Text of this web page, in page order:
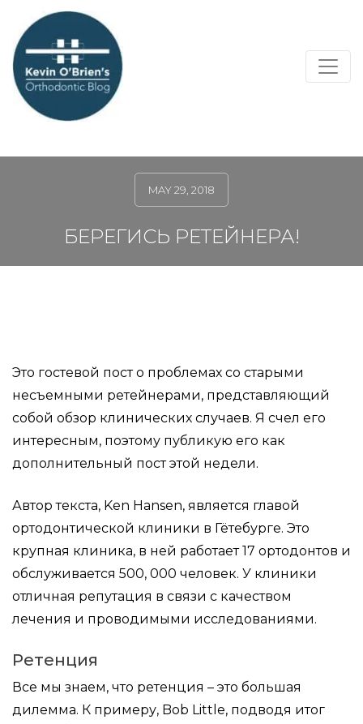
MAY 29, 2018
БЕРЕГИСЬ РЕТЕЙНЕРА!
Это гостевой пост о проблемах со старыми
несъемными ретейнерами, представляющий
собой обзор клинических случаев. Я счел его
интересным, поэтому публикую его как
дополнительный пост этой недели.
Автор текста, Ken Hansen, является главой
ортодонтической клиники в Гётебурге. Это
крупная клиника, в ней работает 17 ортодонтов и
обслуживается 500, 000 человек. У клиники
отличная репутация в связи с качеством
лечения и проводимыми исследованиями.
Ретенция
Все мы знаем, что ретенция – это большая
дилемма. К примеру, Bob Little, подводя итог